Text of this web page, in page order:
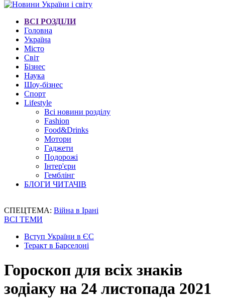
ВСІ РОЗДІЛИ
Головна
Україна
Місто
Світ
Бізнес
Наука
Шоу-бізнес
Спорт
Lifestyle
Всі новини розділу
Fashion
Food&Drinks
Мотори
Гаджети
Подорожі
Інтер'єри
Гемблінг
БЛОГИ ЧИТАЧІВ
СПЕЦТЕМА: Війна в Ірані
ВСІ ТЕМИ
Вступ України в ЄС
Теракт в Барселоні
Гороскоп для всіх знаків
зодіаку на 24 листопада 2021